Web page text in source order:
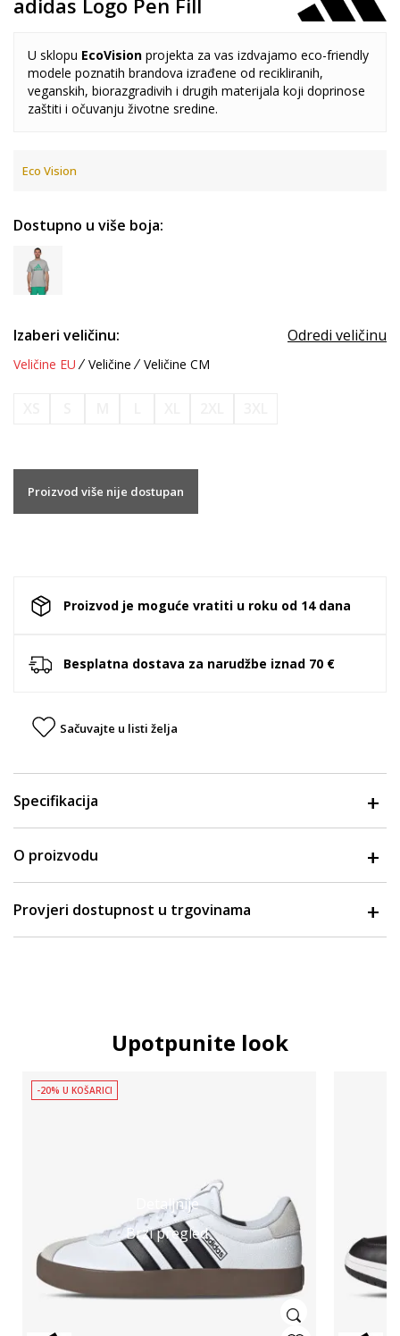
adidas Logo Pen Fill
U sklopu EcoVision projekta za vas izdvajamo eco-friendly
modele poznatih brandova izrađene od recikliranih,
veganskih, biorazgradivih i drugih materijala koji doprinose
zaštiti i očuvanju životne sredine.
Eco Vision
Dostupno u više boja:
Izaberi veličinu: Odredi veličinu
Veličine EU Veličine Veličine CM
Proizvod više nije dostupan
Proizvod je moguće vratiti u roku od 14 dana
Besplatna dostava za narudžbe iznad 70 €
Sačuvajte u listi želja
Specifikacija
O proizvodu
Provjeri dostupnost u trgovinama
Upotpunite look
Detaljnije
Brzi pregled
-20% U KOŠARICI